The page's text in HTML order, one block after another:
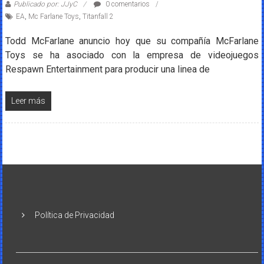
Publicado por: JJyC
0 comentarios
EA, Mc Farlane Toys, Titanfall 2
Todd McFarlane anuncio hoy que su compañía McFarlane
Toys se ha asociado con la empresa de videojuegos
Respawn Entertainment para producir una linea de
Leer más
Política de Privacidad